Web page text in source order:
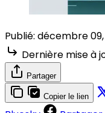
Publié: décembre 09,
Dernière mise à
Partager
Copier le lien